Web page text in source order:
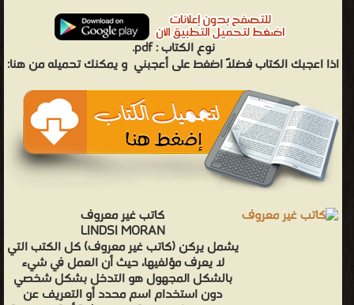
نوع الكتاب :pdf.
اذا اعجبك الكتاب فضلاً اضغط على أعجبني و يمكنك تحميله من هنا:
كاتب غير معروف
LINDSI MORAN
يشمل يركن (كاتب غير معروف) كل الكتب التي
لا يعرف مؤلفيها، حيث أن العمل في شيء
بالشكل المجهول هو التدخل بشكل شخصي
دون استخدام اسم محدد أو التعريف عن